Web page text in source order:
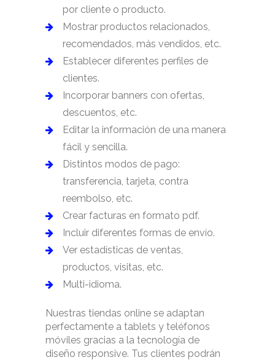
por cliente o producto.
Mostrar productos relacionados,
recomendados, más vendidos, etc.
Establecer diferentes perfiles de
clientes.
Incorporar banners con ofertas,
descuentos, etc.
Editar la información de una manera
fácil y sencilla.
Distintos modos de pago:
transferencia, tarjeta, contra
reembolso, etc.
Crear facturas en formato pdf.
Incluir diferentes formas de envío.
Ver estadísticas de ventas,
productos, visitas, etc.
Multi-idioma.
Nuestras tiendas online se adaptan
perfectamente a tablets y teléfonos
móviles gracias a la tecnología de
diseño responsive. Tus clientes podrán